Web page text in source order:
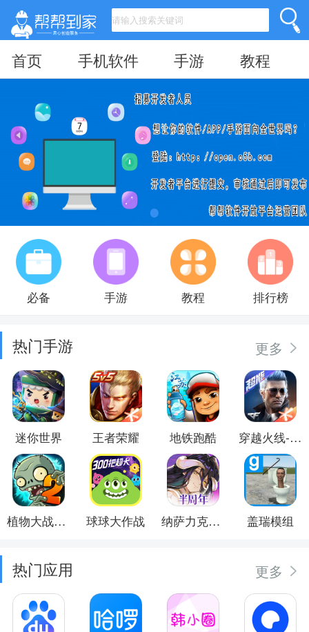
首页 手机软件 手游 教程
必备 手游 教程 排行榜
热门手游 更多
迷你世界 王者荣耀 地铁跑酷 穿越火线-枪战王者
植物大战僵尸2 球球大作战 纳萨力克之王 盖瑞模组
热门应用 更多